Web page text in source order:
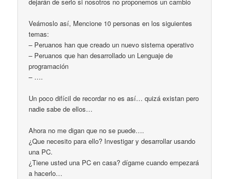
Veámoslo así, Mencione 10 personas en los siguientes
temas:
– Peruanos han que creado un nuevo sistema operativo
– Peruanos que han desarrollado un Lenguaje de
programación
– ….
Un poco difícil de recordar no es así… quizá existan pero
nadie sabe de ellos…
Ahora no me digan que no se puede….
¿Que necesito para ello? Investigar y desarrollar usando
una PC.
¿Tiene usted una PC en casa? dígame cuando empezará
a hacerlo…